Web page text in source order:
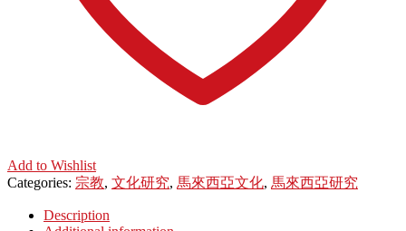
Add to Wishlist
Categories: 宗教, 文化研究, 馬來西亞文化, 馬來西亞研究
Description